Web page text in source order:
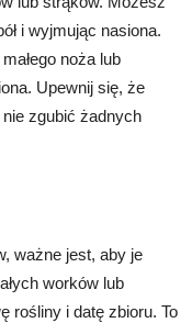
i wyjmując nasiona.
noża lub
Upewnij się, że
zgubić żadnych
ważne jest, aby je
worków lub
rośliny i datę zbioru. To